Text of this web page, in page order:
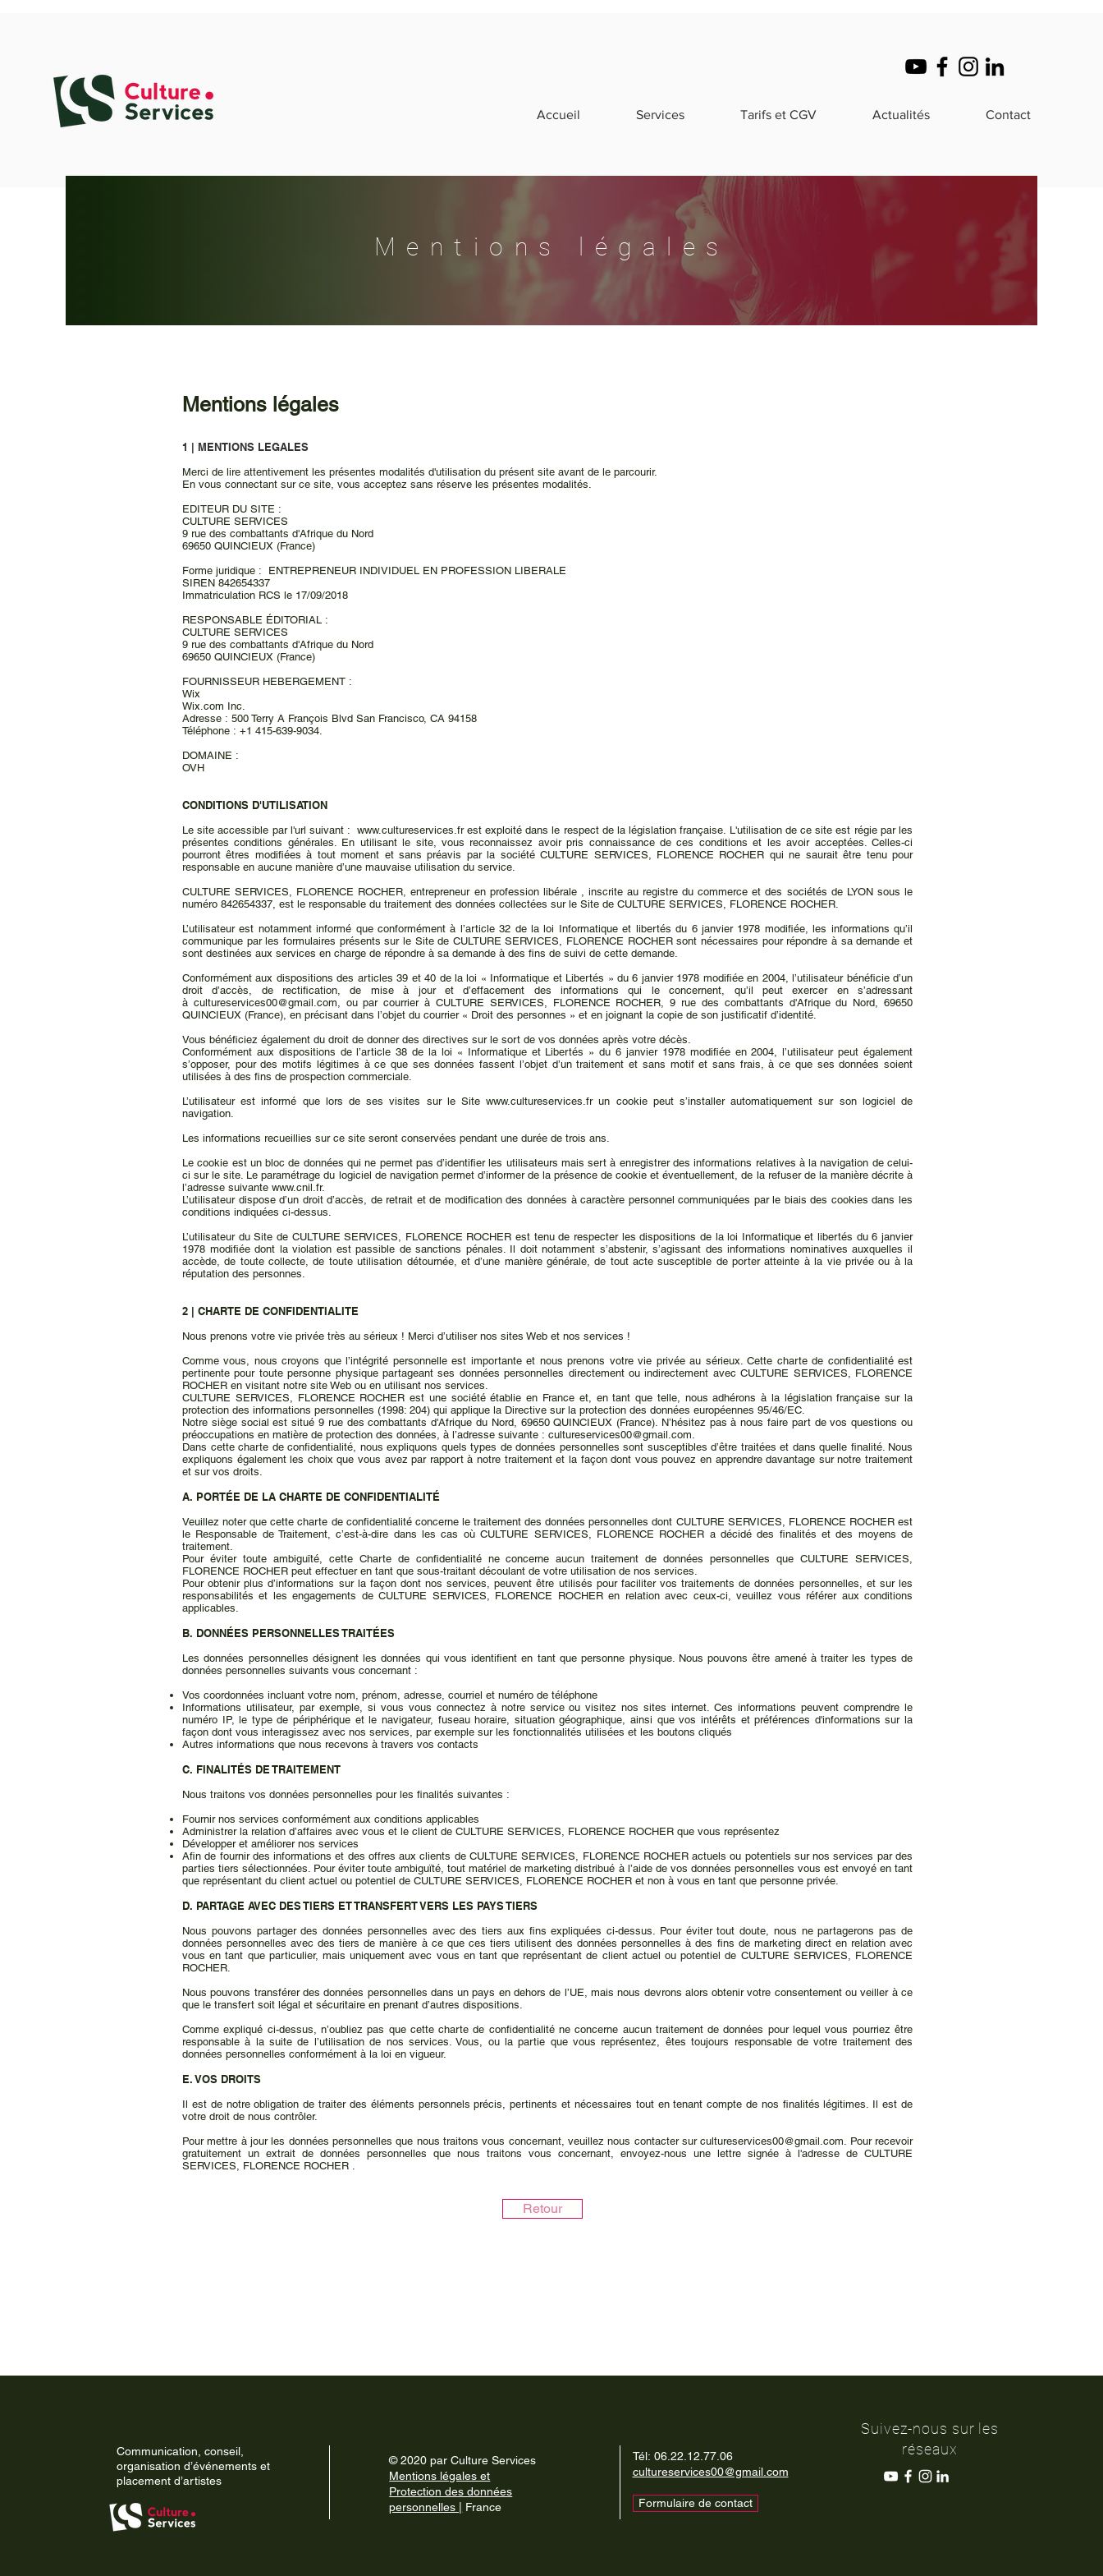
Accueil Services Tarifs et CGV Actualités Contact
Mentions légales
Mentions légales
1 | MENTIONS LEGALES
Merci de lire attentivement les présentes modalités d'utilisation du présent site avant de le parcourir.
En vous connectant sur ce site, vous acceptez sans réserve les présentes modalités.
EDITEUR DU SITE​ :
CULTURE SERVICES
9 rue des combattants d'Afrique du Nord
69650 QUINCIEUX (France)
Forme juridique : ENTREPRENEUR INDIVIDUEL EN PROFESSION LIBERALE
SIREN 842654337
Immatriculation RCS le 17/09/2018
RESPONSABLE ÉDITORIAL :
CULTURE SERVICES
9 rue des combattants d'Afrique du Nord
69650 QUINCIEUX (France)
FOURNISSEUR HEBERGEMENT :
Wix
Wix.com Inc.
Adresse : 500 Terry A François Blvd San Francisco, CA 94158
Téléphone : +1 415-639-9034.
DOMAINE :
OVH
CONDITIONS D'UTILISATION
Le site accessible par l'url suivant : www.cultureservices.frest exploité dans le respect de la législation française. L'utilisation de ce site est régie par les
présentes conditions générales. En utilisant le site, vous reconnaissez avoir pris connaissance de ces conditions et les avoir acceptées. Celles-ci
pourront êtres modifiées à tout moment et sans préavis par la société CULTURE SERVICES, FLORENCE ROCHER qui ne saurait être tenu pour
responsable en aucune manière d’une mauvaise utilisation du service.
CULTURE SERVICES, FLORENCE ROCHER, entrepreneur en profession libérale , inscrite au registre du commerce et des sociétés de LYON sous le
numéro 842654337, est le responsable du traitement des données collectées sur le Site de CULTURE SERVICES, FLORENCE ROCHER.
L’utilisateur est notamment informé que conformément à l’article 32 de la loi Informatique et libertés du 6 janvier 1978 modifiée, les informations qu’il
communique par les formulaires présents sur le Site de CULTURE SERVICES, FLORENCE ROCHER sont nécessaires pour répondre à sa demande et
sont destinées aux services en charge de répondre à sa demande à des fins de suivi de cette demande.
Conformément aux dispositions des articles 39 et 40 de la loi « Informatique et Libertés » du 6 janvier 1978 modifiée en 2004, l’utilisateur bénéficie d’un
droit d’accès, de rectification, de mise à jour et d’effacement des informations qui le concernent, qu’il peut exercer en s’adressant
à cultureservices00@gmail.com, ou par courrier à CULTURE SERVICES, FLORENCE ROCHER, 9 rue des combattants d'Afrique du Nord, 69650
QUINCIEUX (France), en précisant dans l’objet du courrier « Droit des personnes » et en joignant la copie de son justificatif d’identité.
Vous bénéficiez également du droit de donner des directives sur le sort de vos données après votre décès.
Conformément aux dispositions de l’article 38 de la loi « Informatique et Libertés » du 6 janvier 1978 modifiée en 2004, l’utilisateur peut également
s’opposer, pour des motifs légitimes à ce que ses données fassent l’objet d’un traitement et sans motif et sans frais, à ce que ses données soient
utilisées à des fins de prospection commerciale.
L’utilisateur est informé que lors de ses visites sur le Sitewww.cultureservices.frun cookie peut s’installer automatiquement sur son logiciel de
navigation.
Les informations recueillies sur ce site seront conservées pendant une durée de trois ans.
Le cookie est un bloc de données qui ne permet pas d’identifier les utilisateurs mais sert à enregistrer des informations relatives à la navigation de celui-
ci sur le site. Le paramétrage du logiciel de navigation permet d’informer de la présence de cookie et éventuellement, de la refuser de la manière décrite à
l’adresse suivante www.cnil.fr.
L’utilisateur dispose d’un droit d’accès, de retrait et de modification des données à caractère personnel communiquées par le biais des cookies dans les
conditions indiquées ci-dessus.
L’utilisateur du Site de CULTURE SERVICES, FLORENCE ROCHER est tenu de respecter les dispositions de la loi Informatique et libertés du 6 janvier
1978 modifiée dont la violation est passible de sanctions pénales. Il doit notamment s’abstenir, s’agissant des informations nominatives auxquelles il
accède, de toute collecte, de toute utilisation détournée, et d’une manière générale, de tout acte susceptible de porter atteinte à la vie privée ou à la
réputation des personnes.
2 | CHARTE DE CONFIDENTIALITE
Nous prenons votre vie privée très au sérieux ! Merci d’utiliser nos sites Web et nos services !
Comme vous, nous croyons que l’intégrité personnelle est importante et nous prenons votre vie privée au sérieux. Cette charte de confidentialité est
pertinente pour toute personne physique partageant ses données personnelles directement ou indirectement avec CULTURE SERVICES, FLORENCE
ROCHER en visitant notre site Web ou en utilisant nos services.
CULTURE SERVICES, FLORENCE ROCHER est une société établie en France et, en tant que telle, nous adhérons à la législation française sur la
protection des informations personnelles (1998: 204) qui applique la Directive sur la protection des données européennes 95/46/EC.
Notre siège social est situé 9 rue des combattants d'Afrique du Nord, 69650 QUINCIEUX (France). N’hésitez pas à nous faire part de vos questions ou
préoccupations en matière de protection des données, à l’adresse suivante : cultureservices00@gmail.com.
Dans cette charte de confidentialité, nous expliquons quels types de données personnelles sont susceptibles d’être traitées et dans quelle finalité. Nous
expliquons également les choix que vous avez par rapport à notre traitement et la façon dont vous pouvez en apprendre davantage sur notre traitement
et sur vos droits.
A. PORTÉE DE LA CHARTE DE CONFIDENTIALITÉ
Veuillez noter que cette charte de confidentialité concerne le traitement des données personnelles dont CULTURE SERVICES, FLORENCE ROCHER est
le Responsable de Traitement, c’est-à-dire dans les cas où CULTURE SERVICES, FLORENCE ROCHER a décidé des finalités et des moyens de
traitement.
Pour éviter toute ambiguïté, cette Charte de confidentialité ne concerne aucun traitement de données personnelles que CULTURE SERVICES,
FLORENCE ROCHER peut effectuer en tant que sous-traitant découlant de votre utilisation de nos services.
Pour obtenir plus d’informations sur la façon dont nos services, peuvent être utilisés pour faciliter vos traitements de données personnelles, et sur les
responsabilités et les engagements de CULTURE SERVICES, FLORENCE ROCHER en relation avec ceux-ci, veuillez vous référer aux conditions
applicables.
B. DONNÉES PERSONNELLES TRAITÉES
Les données personnelles désignent les données qui vous identifient en tant que personne physique. Nous pouvons être amené à traiter les types de
données personnelles suivants vous concernant :
Vos coordonnées incluant votre nom, prénom, adresse, courriel et numéro de téléphone
Informations utilisateur, par exemple, si vous vous connectez à notre service ou visitez nos sites internet. Ces informations peuvent comprendre le
numéro IP, le type de périphérique et le navigateur, fuseau horaire, situation géographique, ainsi que vos intérêts et préférences d'informations sur la
façon dont vous interagissez avec nos services, par exemple sur les fonctionnalités utilisées et les boutons cliqués
Autres informations que nous recevons à travers vos contacts
C. FINALITÉS DE TRAITEMENT
Nous traitons vos données personnelles pour les finalités suivantes :
Fournir nos services conformément aux conditions applicables
Administrer la relation d’affaires avec vous et le client de CULTURE SERVICES, FLORENCE ROCHER que vous représentez
Développer et améliorer nos services
Afin de fournir des informations et des offres aux clients de CULTURE SERVICES, FLORENCE ROCHER actuels ou potentiels sur nos services par des
parties tiers sélectionnées. Pour éviter toute ambiguïté, tout matériel de marketing distribué à l’aide de vos données personnelles vous est envoyé en tant
que représentant du client actuel ou potentiel de CULTURE SERVICES, FLORENCE ROCHER et non à vous en tant que personne privée.
D. PARTAGE AVEC DES TIERS ET TRANSFERT VERS LES PAYS TIERS
Nous pouvons partager des données personnelles avec des tiers aux fins expliquées ci-dessus. Pour éviter tout doute, nous ne partagerons pas de
données personnelles avec des tiers de manière à ce que ces tiers utilisent des données personnelles à des fins de marketing direct en relation avec
vous en tant que particulier, mais uniquement avec vous en tant que représentant de client actuel ou potentiel de CULTURE SERVICES, FLORENCE
ROCHER.
Nous pouvons transférer des données personnelles dans un pays en dehors de l’UE, mais nous devrons alors obtenir votre consentement ou veiller à ce
que le transfert soit légal et sécuritaire en prenant d’autres dispositions.
Comme expliqué ci-dessus, n’oubliez pas que cette charte de confidentialité ne concerne aucun traitement de données pour lequel vous pourriez être
responsable à la suite de l’utilisation de nos services. Vous, ou la partie que vous représentez, êtes toujours responsable de votre traitement des
données personnelles conformément à la loi en vigueur.
E. VOS DROITS
Il est de notre obligation de traiter des éléments personnels précis, pertinents et nécessaires tout en tenant compte de nos finalités légitimes. Il est de
votre droit de nous contrôler.
Pour mettre à jour les données personnelles que nous traitons vous concernant, veuillez nous contacter surcultureservices00@gmail.com. Pour recevoir
gratuitement un extrait de données personnelles que nous traitons vous concernant, envoyez-nous une lettre signée à l'adresse de CULTURE
SERVICES, FLORENCE ROCHER .
Retour
Communication, conseil,
organisation d’événements et
placement d’artistes
© 2020 par Culture Services
Mentions légales et
Protection des données
personnelles |
France
Tél: 06.22.12.77.06
cultureservices00@gmail.com
Formulaire de contact
Suivez-nous sur les
réseaux